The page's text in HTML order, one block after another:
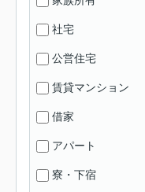
社宅
公営住宅
賃貸マンション
借家
アパート
寮・下宿